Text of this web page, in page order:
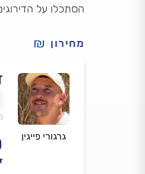
הסתכלו על
מחירון
גרגורי פייגין